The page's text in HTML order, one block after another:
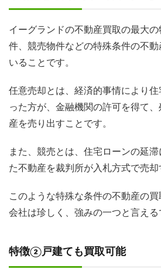
イーグランドの不動産買取の最大
件、競売物件などの特殊条件の不
いることです。
任意売却とは、経済的事情により
った方が、金融機関の許可を得て
産を売り出すことです。
また、競売とは、住宅ローンの延
た不動産を裁判所が入札方式で売却
このような特殊な条件の不動産の
会社は珍しく、強みの一つと言える
特徴②戸建ても買取可能